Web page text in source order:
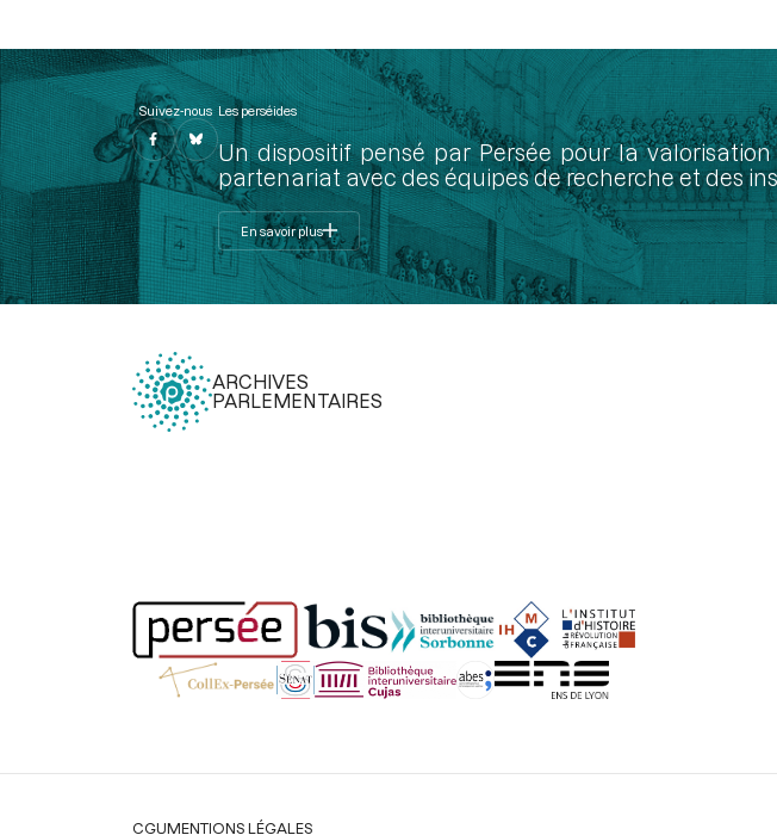
Suivez-nous Les perséides
Un dispositif pensé par Persée pour la
partenariat avec des équipes de recherche et des
En savoir plus
ARCHIVES
PARLEMENTAIRES
Légal
CGUMENTIONS LÉGALES